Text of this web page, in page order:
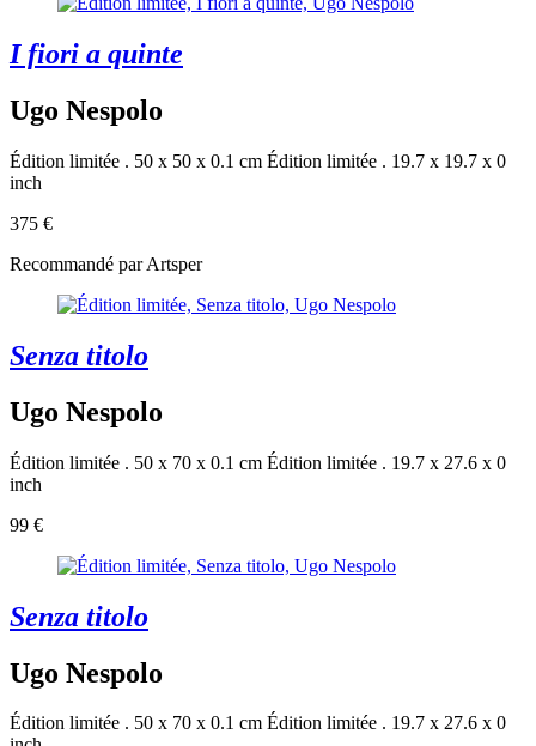
I fiori a quinte
Ugo Nespolo
Édition limitée . 50 x 50 x 0.1 cm Édition limitée . 19.7 x 19.7 x 0
inch
375 €
Recommandé par Artsper
Senza titolo
Ugo Nespolo
Édition limitée . 50 x 70 x 0.1 cm Édition limitée . 19.7 x 27.6 x 0
inch
99 €
Senza titolo
Ugo Nespolo
Édition limitée . 50 x 70 x 0.1 cm Édition limitée . 19.7 x 27.6 x 0